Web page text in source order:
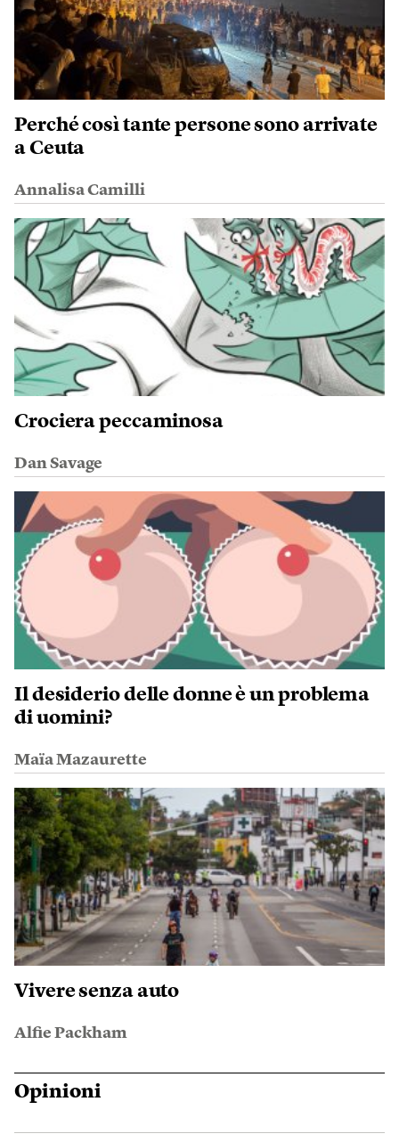
Perché così tante persone sono arrivate
a Ceuta
Annalisa Camilli
Crociera peccaminosa
Dan Savage
Il desiderio delle donne è un problema
di uomini?
Maïa Mazaurette
Vivere senza auto
Alfie Packham
Opinioni